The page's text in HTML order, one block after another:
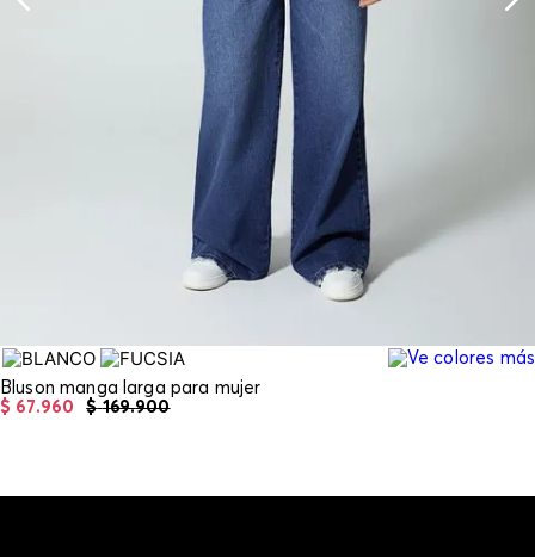
Bluson manga larga para mujer
$ 169.900
$ 67.960